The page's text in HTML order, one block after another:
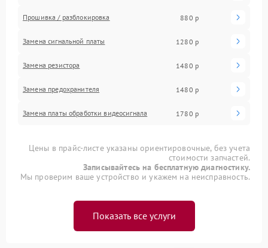
Прошивка / разблокировка 880 р
Замена сигнальной платы 1280 р
Замена резистора 1480 р
Замена предохранителя 1480 р
Замена платы обработки видеосигнала 1780 р
Цены в прайс-листе указаны ориентировочные, без учета
стоимости запчастей.
Записывайтесь на бесплатную диагностику.
Мы проверим ваше устройство и укажем на неисправность.
Показать все услуги